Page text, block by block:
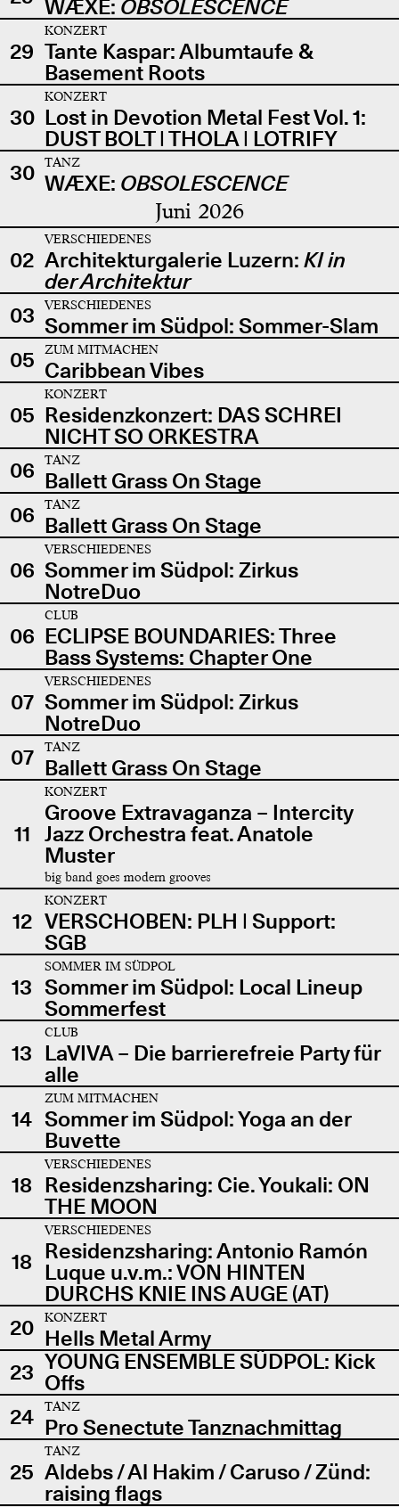
WÆXE: OBSOLESCENCE
29
KONZERT
Tante Kaspar: Albumtaufe &
Basement Roots
30
KONZERT
Lost in Devotion Metal Fest Vol. 1:
DUST BOLT | THOLA | LOTRIFY
30
TANZ
WÆXE: OBSOLESCENCE
Juni 2026
02
VERSCHIEDENES
Architekturgalerie Luzern: KI in
der Architektur
03
VERSCHIEDENES
Sommer im Südpol: Sommer-Slam
05
ZUM MITMACHEN
Caribbean Vibes
05
KONZERT
Residenzkonzert: DAS SCHREI
NICHT SO ORKESTRA
06
TANZ
Ballett Grass On Stage
06
TANZ
Ballett Grass On Stage
06
VERSCHIEDENES
Sommer im Südpol: Zirkus
NotreDuo
06
CLUB
ECLIPSE BOUNDARIES: Three
Bass Systems: Chapter One
07
VERSCHIEDENES
Sommer im Südpol: Zirkus
NotreDuo
07
TANZ
Ballett Grass On Stage
11
KONZERT
Groove Extravaganza – Intercity
Jazz Orchestra feat. Anatole
Muster
big band goes modern grooves
12
KONZERT
VERSCHOBEN: PLH | Support:
SGB
13
SOMMER IM SÜDPOL
Sommer im Südpol: Local Lineup
Sommerfest
13
CLUB
LaVIVA – Die barrierefreie Party für
alle
14
ZUM MITMACHEN
Sommer im Südpol: Yoga an der
Buvette
18
VERSCHIEDENES
Residenzsharing: Cie. Youkali: ON
THE MOON
18
VERSCHIEDENES
Residenzsharing: Antonio Ramón
Luque u.v.m.: VON HINTEN
DURCHS KNIE INS AUGE (AT)
20
KONZERT
Hells Metal Army
23 YOUNG ENSEMBLE SÜDPOL: Kick
Offs
24
TANZ
Pro Senectute Tanznachmittag
25
TANZ
Aldebs / Al Hakim / Caruso / Zünd:
raising flags